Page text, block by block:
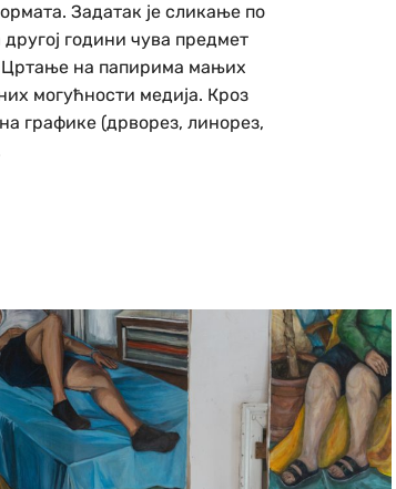
Задатак је сликање по
години чува предмет
Цртање на папирима мањих
могућности медија. Кроз
графике (дрворез, линорез,